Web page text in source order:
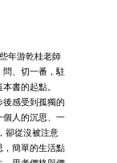
年游乾桂老師
問、切一番，駐
書的起點。
後感受到孤獨的
個人的沉思、一
卻從沒被注意
，簡單的生活點